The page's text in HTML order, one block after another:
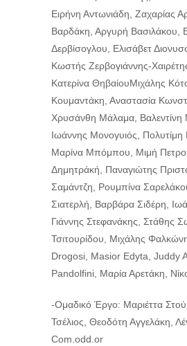
Ειρήνη Αντωνιάδη, Ζαχαρίας
Βαρδάκη, Αργυρή Βασιλάκου,
Δερβίσογλου, Ελισάβετ
Κωστής Ζερβογιάννης-
Κατερίνα ΘηβαίουΜιχάλης
Κουμαντάκη, Αναστασία
Χρυσάνθη Μάλαμα, Βαλεντίνη
Ιωάννης Μονογυιός,
Μαρίνα Μπόμπου, Μιμή
Δημητράκή, Παναγιώτης
Σαμάντζη, Ρουμπίνα
Σιατερλή, Βαρβάρα Σιδέρη,
Γιάννης Στεφανάκης, Στάθης
Τσιτουρίδου, Μιχάλης
Drogosi, Masior Edyta, Juddy
Pandolfini, Μαρία Αρετάκη,
-Ομαδικό Έργο: Μαριέττα
Τσέλιος, Θεοδότη Αγγελάκη,
Com.odd.or